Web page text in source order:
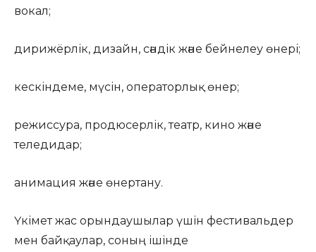
вокал;
дирижёрлік, дизайн, сәндік және бейнелеу өнері;
кескіндеме, мүсін, операторлық өнер;
режиссура, продюсерлік, театр, кино және
теледидар;
анимация және өнертану.
Үкімет жас орындаушылар үшін фестивальдер
мен байқаулар, соның ішінде